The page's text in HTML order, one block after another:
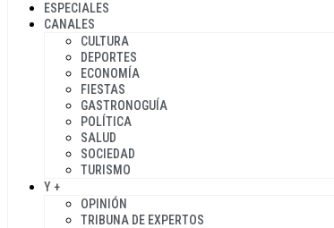
ESPECIALES
CANALES
CULTURA
DEPORTES
ECONOMÍA
FIESTAS
GASTRONOGUÍA
POLÍTICA
SALUD
SOCIEDAD
TURISMO
Y +
OPINIÓN
TRIBUNA DE EXPERTOS